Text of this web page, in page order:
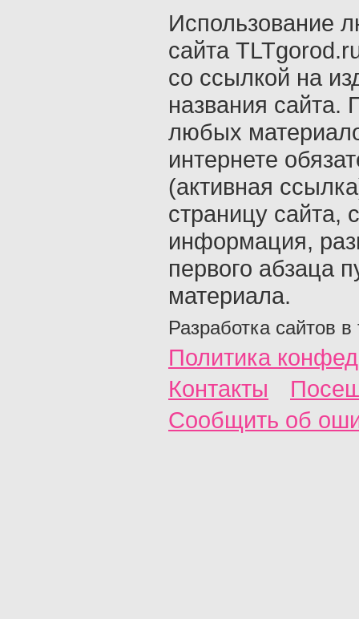
Использование
сайта
со ссылкой на
названия сайта.
любых
интернете
(активная
страницу сайта,
информация,
первого абзаца
материала.
Разработка сайтов в
Политика
Контакты
Сообщить об